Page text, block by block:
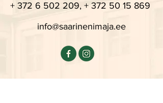
+ 372 6 502 209, + 372 50 15 869
info@saarinenimaja.ee